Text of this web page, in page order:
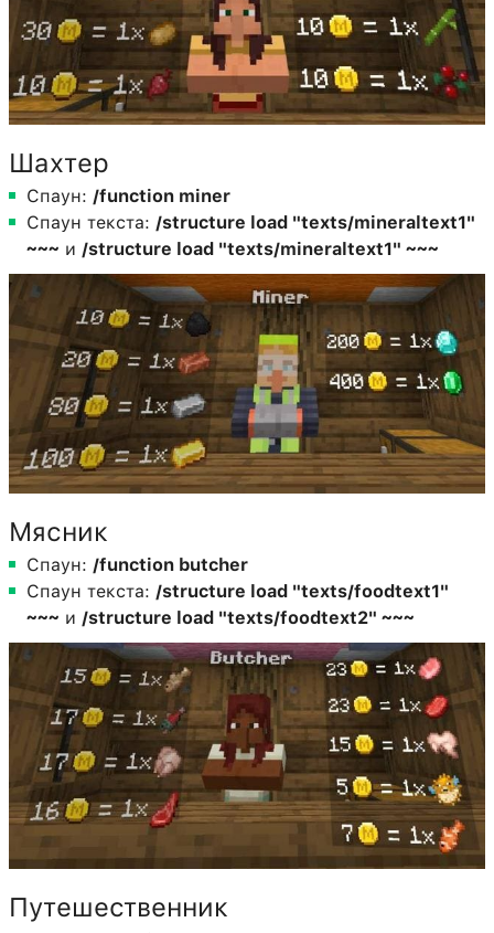
Шахтер
Спаун: /function miner
Спаун текста: /structure load "texts/mineraltext1"
~~~ и /structure load "texts/mineraltext1" ~~~
Мясник
Спаун: /function butcher
Спаун текста: /structure load "texts/foodtext1"
~~~ и /structure load "texts/foodtext2" ~~~
Путешественник